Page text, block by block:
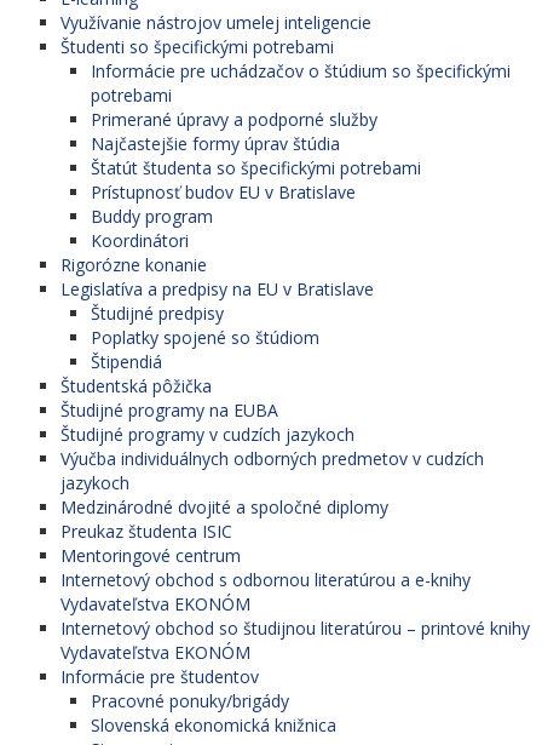
Využívanie nástrojov umelej inteligencie
Študenti so špecifickými potrebami
Informácie pre uchádzačov o štúdium so špecifickými
potrebami
Primerané úpravy a podporné služby
Najčastejšie formy úprav štúdia
Štatút študenta so špecifickými potrebami
Prístupnosť budov EU v Bratislave
Buddy program
Koordinátori
Rigorózne konanie
Legislatíva a predpisy na EU v Bratislave
Študijné predpisy
Poplatky spojené so štúdiom
Štipendiá
Študentská pôžička
Študijné programy na EUBA
Študijné programy v cudzích jazykoch
Výučba individuálnych odborných predmetov v cudzích
jazykoch
Medzinárodné dvojité a spoločné diplomy
Preukaz študenta ISIC
Mentoringové centrum
Internetový obchod s odbornou literatúrou a e-knihy
Vydavateľstva EKONÓM
Internetový obchod so študijnou literatúrou – printové knihy
Vydavateľstva EKONÓM
Informácie pre študentov
Pracovné ponuky/brigády
Slovenská ekonomická knižnica